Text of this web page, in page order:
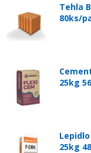
Tehla
80ks/
25kg
25kg